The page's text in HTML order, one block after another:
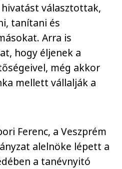
választottak,
tanítani és
Arra is
hogy éljenek a
még akkor
mellett vállalják a
Ferenc, a Veszprém
alelnöke lépett a
a tanévnyitó